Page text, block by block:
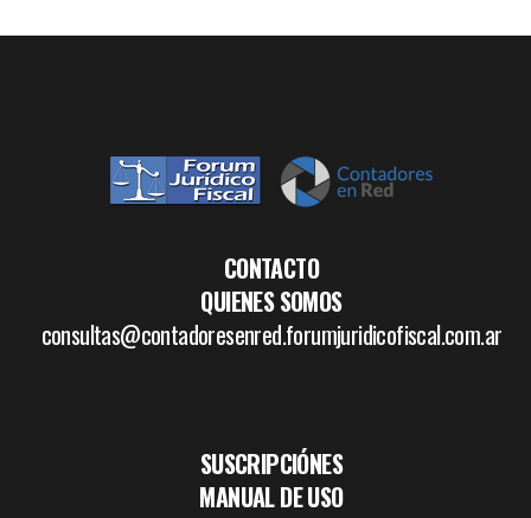
CONTACTO
QUIENES SOMOS
consultas@contadoresenred.forumjuridicofiscal.com.ar
SUSCRIPCIÓNES
MANUAL DE USO